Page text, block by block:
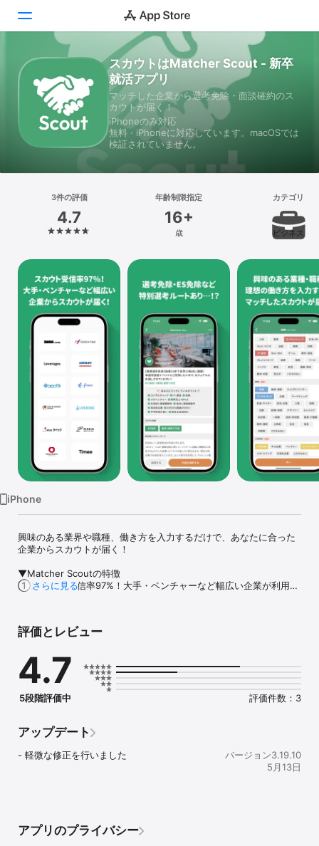
ゲーム
アプリ
検索
プラットフォーム
iPhone
iPad
Mac
Vision
Watch
TV
スカウトはMatcher Scout - 新卒
就活アプリ
マッチした企業から選考免除・面談確約のス
カウトが届く！
iPhoneのみ対応
無料 · iPhoneに対応しています。macOSでは
検証されていません。
3件の評価
4.7
年齢制限指定
16+
歳
カテゴリ
ビジネス
iPhone
興味のある業界や職種、働き方を入力するだけで、あなたに合った
企業からスカウトが届く！
▼Matcher Scoutの特徴
①スカウト受信率97%！大手・ベンチャーなど幅広い企業が利用
と、マッチ度の高いスカウトが届く！
れる！
⑤日程調整も簡単！チャットで気軽に質問できる！
▼Matcher Scoutはこんな方にオススメ！
・効率的に就活をしたい方
・限定ルートで選考を受けたい方
・自分がやりたい仕事がわからない方
・ ガクチカ/自己アピールの仕方がわからない…
1つでも当てはまったら、ぜひご登録ください！
さらに見る
評価とレビュー
4.7
5段階評価中 評価件数：3
アップデート
- 軽微な修正を行いました
バージョン3.19.10
5月13日
アプリのプライバシー